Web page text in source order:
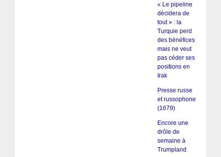
« Le pipeline
décidera de
tout » : la
Turquie perd
des bénéfices
mais ne veut
pas céder ses
positions en
Irak
Presse russe
et russophone
(1679)
Encore une
drôle de
semaine à
Trumpland